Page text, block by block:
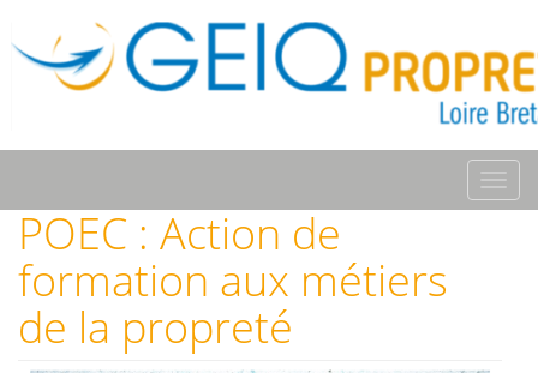
POEC : Action de
formation aux métiers
de la propreté